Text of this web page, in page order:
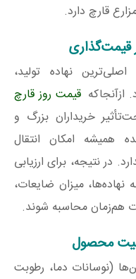
قارچ دارد.
قیمت‌گذاری
اصلی‌ترین نهاده تولید،
ازآنجاکه قیمت روز قارچ
خریداران بزرگ و
همیشه امکان انتقال
در نتیجه، برای ارزیابی
نهاده‌ها، میزان ضایعات،
هم‌زمان محاسبه شوند.
محصول
(نوسانات دما، رطوبت